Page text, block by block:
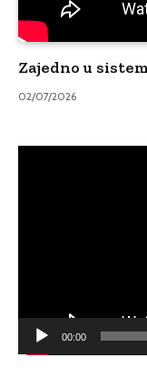
Zajedno u
02/07/2026
00:00